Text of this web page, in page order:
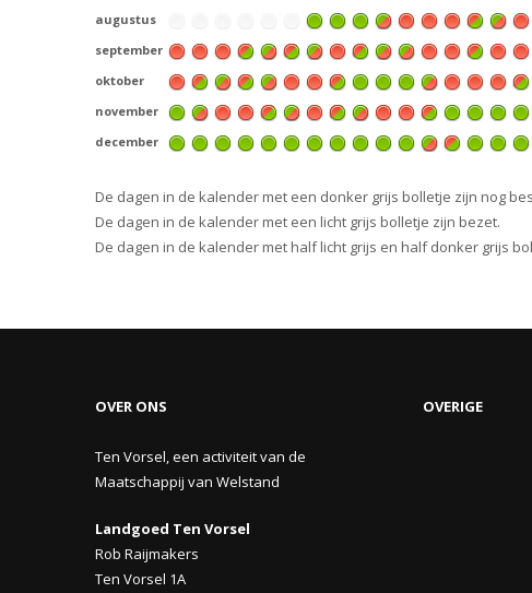
augustus
september
oktober
november
december
De dagen in de kalender met een donker grijs bolletje zijn nog
De dagen in de kalender met een licht grijs bolletje zijn bezet.
De dagen in de kalender met half licht grijs en half donker grijs
OVER ONS
Ten Vorsel, een activiteit van de
Maatschappij van Welstand
Landgoed Ten Vorsel
Rob Raijmakers
Ten Vorsel 1A
OVERIGE